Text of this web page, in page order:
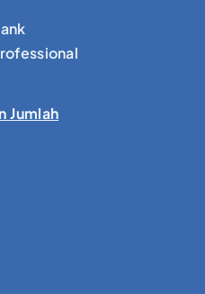
Jumlah